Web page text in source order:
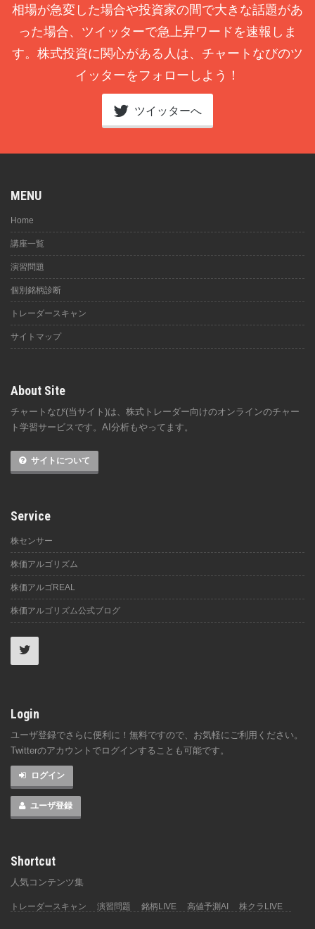
相場が急変した場合や投資家の間で大きな話題があ
った場合、ツイッターで急上昇ワードを速報しま
す。株式投資に関心がある人は、チャートなびのツ
イッターをフォローしよう！
ツイッターへ
MENU
Home
講座一覧
演習問題
個別銘柄診断
トレーダースキャン
サイトマップ
About Site
チャートなび(当サイト)は、株式トレーダー向けのオンラインのチャー
ト学習サービスです。AI分析もやってます。
サイトについて
Service
株センサー
株価アルゴリズム
株価アルゴREAL
株価アルゴリズム公式ブログ
Login
ユーザ登録でさらに便利に！無料ですので、お気軽にご利用ください。
Twitterのアカウントでログインすることも可能です。
ログイン
ユーザ登録
Shortcut
人気コンテンツ集
トレーダースキャン 演習問題 銘柄LIVE 高値予測AI 株クラLIVE